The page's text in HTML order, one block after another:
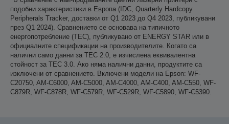
подобни характеристики в Европа (IDC, Quarterly Hardcopy
Peripherals Tracker, доставки от Q1 2023 до Q4 2023, публикувани
през Q1 2024). Сравнението се основава на типичното
енергопотребление (TEC), публикувано от ENERGY STAR или в
официалните спецификации на производителите. Когато са
налични само данни за TEC 2.0, е изчислена еквивалентна
стойност за TEC 3.0. Ако няма налични данни, продуктите са
изключени от сравнението. Включени модели на Epson: WF-
C20750, AM-C6000, AM-C5000, AM-C4000, AM-C400, AM-C550, WF-
C879R, WF-C878R, WF-C579R, WF-C529R, WF-C5890, WF-C5390.